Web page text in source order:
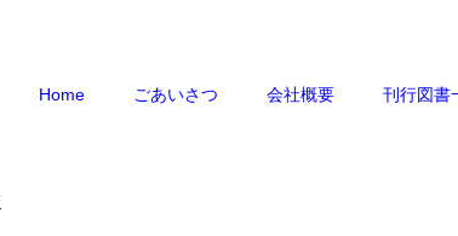
Home ごあいさつ 会社概要 刊行図書